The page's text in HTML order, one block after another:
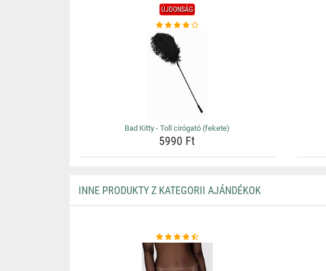
ÚJDONSÁG
Bad Kitty - Toll cirógató (fekete)
5990 Ft
INNE PRODUKTY Z KATEGORII AJÁNDÉKOK